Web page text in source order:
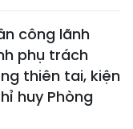
công lãnh
phụ trách
thiên tai, kiện
huy Phòng